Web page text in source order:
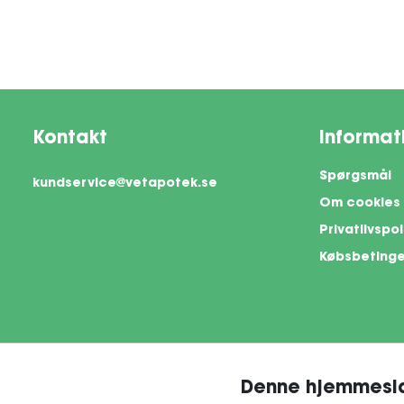
Denne
Kontakt
kundservice@vetapotek.se
Spørgsmål
Om cookies
This